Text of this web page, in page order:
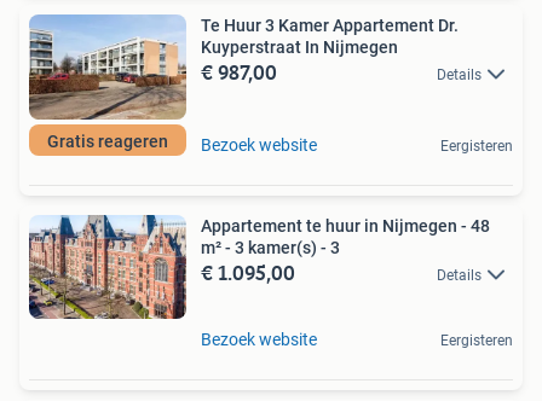
Gratis reageren
Te Huur 3 Kamer Appartement Dr.
Kuyperstraat In Nijmegen
€ 987,00 Details
Bezoek website Eergisteren
Appartement te huur in Nijmegen - 48
m² - 3 kamer(s) - 3
€ 1.095,00 Details
Bezoek website Eergisteren